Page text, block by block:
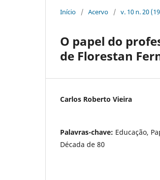
Início / Acervo / v. 10 n. 20
O papel do
de Florestan
Carlos Roberto Vieira
Palavras-chave: Educação,
Década de 80